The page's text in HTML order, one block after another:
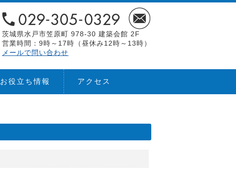
茨城県水戸市笠原町 978-30 建築会館 2F
営業時間：9時～17時（昼休み12時～13時）
メールで問い合わせ
お役立ち情報 アクセス